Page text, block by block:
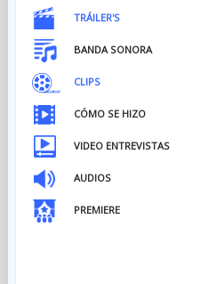
TRÁILER'S
BANDA SONORA
CLIPS
CÓMO SE HIZO
VIDEO ENTREVISTAS
AUDIOS
PREMIERE